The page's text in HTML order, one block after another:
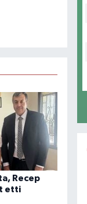
Recep
etti